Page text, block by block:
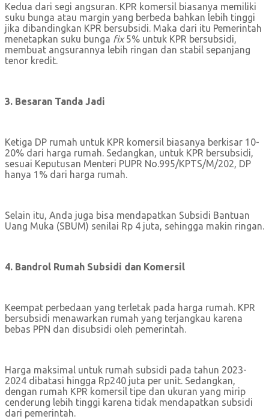
Kedua dari segi angsuran. KPR komersil biasanya memiliki
suku bunga atau margin yang berbeda bahkan lebih tinggi
jika dibandingkan KPR bersubsidi. Maka dari itu Pemerintah
menetapkan suku bunga fix5% untuk KPR bersubsidi,
membuat angsurannya lebih ringan dan stabil sepanjang
tenor kredit.
3. Besaran Tanda Jadi
Ketiga DP rumah untuk KPR komersil biasanya berkisar 10-
20% dari harga rumah. Sedangkan, untuk KPR bersubsidi,
sesuai Keputusan Menteri PUPR No.995/KPTS/M/202, DP
hanya 1% dari harga rumah.
Selain itu, Anda juga bisa mendapatkan Subsidi Bantuan
Uang Muka (SBUM) senilai Rp 4 juta, sehingga makin ringan.
4. Bandrol Rumah Subsidi dan Komersil
Keempat perbedaan yang terletak pada harga rumah. KPR
bersubsidi menawarkan rumah yang terjangkau karena
bebas PPN dan disubsidi oleh pemerintah.
Harga maksimal untuk rumah subsidi pada tahun 2023-
2024 dibatasi hingga Rp240 juta per unit. Sedangkan,
dengan rumah KPR komersil tipe dan ukuran yang mirip
cenderung lebih tinggi karena tidak mendapatkan subsidi
dari pemerintah.